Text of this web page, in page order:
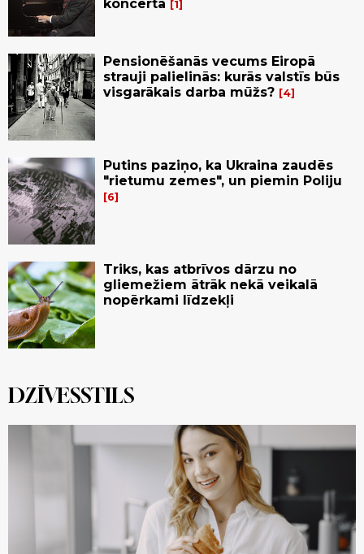
koncertā
1
Pensionēšanās vecums Eiropā
strauji palielinās: kurās valstīs būs
visgarākais darba mūžs?
4
Putins paziņo, ka Ukraina zaudēs
"rietumu zemes", un piemin Poliju
6
Triks, kas atbrīvos dārzu no
gliemežiem ātrāk nekā veikalā
nopērkami līdzekļi
DZĪVESSTILS